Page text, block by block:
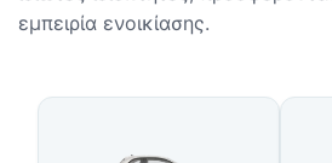
εμπειρία ενοικίασης.
Διαθέσιμοι